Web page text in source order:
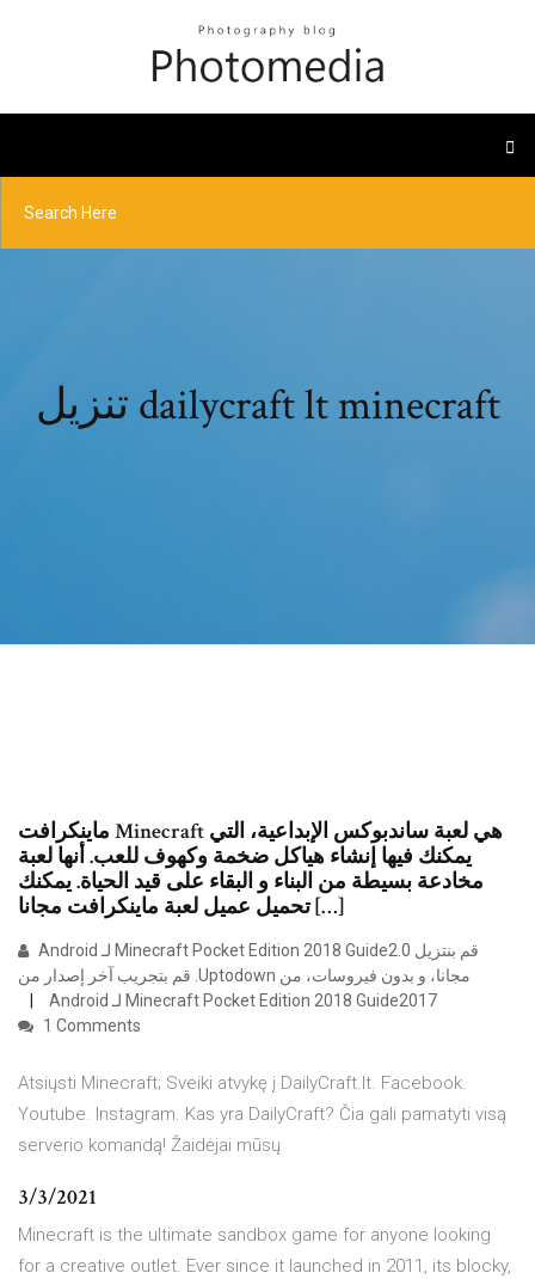
تنزيل dailycraft lt minecraft
ماينكرافت Minecraft هي لعبة ساندبوكس الإبداعية، التي
يمكنك فيها إنشاء هياكل ضخمة وكهوف للعب. أنها لعبة
مخادعة بسيطة من البناء و البقاء على قيد الحياة. يمكنك
تحميل عميل لعبة ماينكرافت مجانا […]
مجانا، و بدون فيروسات، من Uptodown. قم بتجريب آخر إصدار من
Minecraft Pocket Edition 2018 Guide2017 لـ Android
1 Comments
Atsiųsti Minecraft; Sveiki atvykę į DailyCraft.lt. Facebook.
Youtube. Instagram. Kas yra DailyCraft? Čia gali pamatyti visą
serverio komandą! Žaidėjai mūsų
3/3/2021
Minecraft is the ultimate sandbox game for anyone looking
for a creative outlet. Ever since it launched in 2011, its blocky,